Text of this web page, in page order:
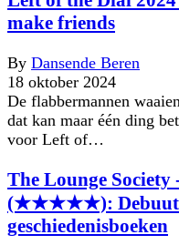
make friends
By Dansende Beren
18 oktober 2024
De flabbermannen
dat kan maar één ding
voor Left of…
The Lounge
(★★★★★):
geschiedenisboeken